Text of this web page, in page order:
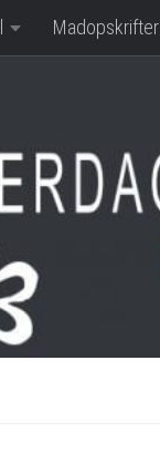
Madopskrifter